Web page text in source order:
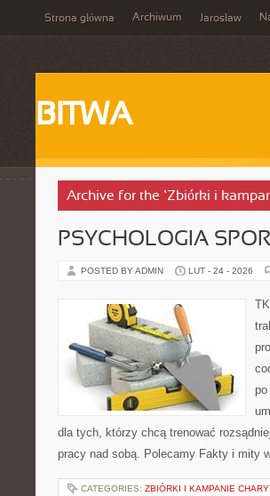
Strona główna Archiwum Jarosław
BITWA
Archive for the ‘Zbiórki i
PSYCHOLOGIA
POSTED BY ADMIN LUT - 24 - 2026
dla tych, którzy chcą trenować
pracy nad sobą. Polecamy Fakty i mity
CATEGORIES: ZBIÓRKI I KAMPANIE